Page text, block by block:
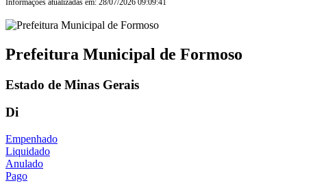
Prefeitura Municipal de Formoso
Estado de Minas Gerais
Di
Empenhado
Liquidado
Anulado
Pago